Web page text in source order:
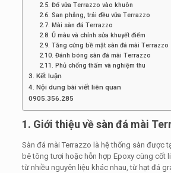
2.5. Đổ vữa Terrazzo vào khuôn
2.6. San phẳng, trải đều vữa Terrazzo
2.7. Mài sàn đá Terrazzo
2.8. Ủ màu và chỉnh sửa khuyết điểm
2.9. Tăng cứng bề mặt sàn đá mài Terrazzo
2.10. Đánh bóng sàn đá mài Terrazzo
2.11. Phủ chống thấm và nghiệm thu
3. Kết luận
4. Nội dung bài viết liên quan
0905.356.285
1. Giới thiệu về sàn đá mài
Sàn đá mài Terrazzo là hệ thống sàn được
bê tông tươi hoặc hỗn hợp Epoxy cùng cốt
từ nhiều nguyên liệu khác nhau, từ hạt đá